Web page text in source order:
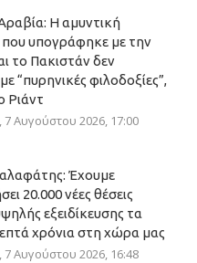
Η αμυντική
υπογράφηκε με την
το Πακιστάν δεν
“πυρηνικές φιλοδοξίες”,
Ριάντ
Αυγούστου 2026, 17:00
Έχουμε
20.000 νέες θέσεις
εξειδίκευσης τα
επτά χρόνια στη χώρα μας
Αυγούστου 2026, 16:48